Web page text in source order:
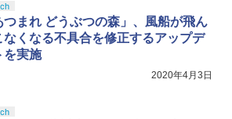
つまれ どうぶつの森」、風船が飛ん
なくなる不具合を修正するアップデ
を実施
2020年4月3日